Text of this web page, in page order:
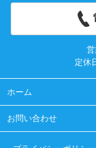
定休
ホーム
お問い合わせ